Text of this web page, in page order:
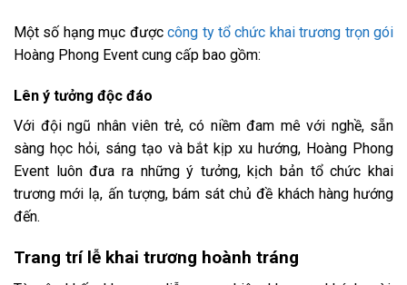
Một số hạng mục đượccông ty tổ chức khai trương trọn gói
Hoàng Phong Event cung cấp bao gồm:
Lên ý tưởng độc đáo
Với đội ngũ nhân viên trẻ, có niềm đam mê với nghề, sẵn
sàng học hỏi, sáng tạo và bắt kịp xu hướng, Hoàng Phong
Event luôn đưa ra những ý tưởng, kịch bản tổ chức khai
trương mới lạ, ấn tượng, bám sát chủ đề khách hàng hướng
đến.
Trang trí lễ khai trương hoành tráng